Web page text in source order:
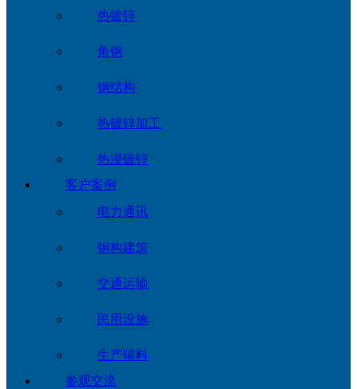
热镀锌
角钢
钢结构
热镀锌加工
热浸镀锌
客户案例
电力通讯
钢构建筑
交通运输
民用设施
生产辅料
参观交流